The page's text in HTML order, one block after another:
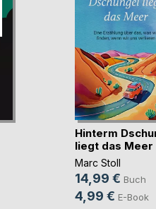
Hinterm
liegt das Meer
Marc Stoll
14,99 € Buch
4,99 € E-Book